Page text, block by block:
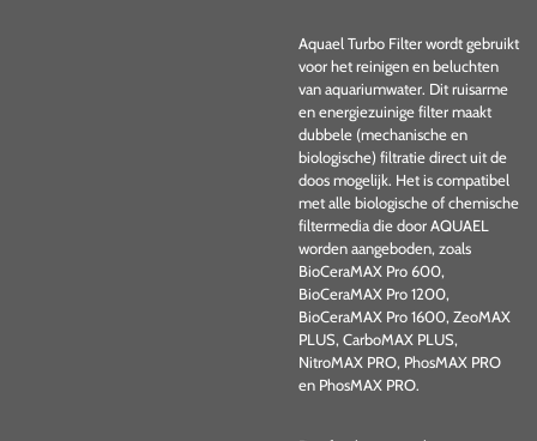
Aquael Turbo Filter wordt gebruikt
voor het reinigen en beluchten
van aquariumwater. Dit ruisarme
en energiezuinige filter maakt
dubbele (mechanische en
biologische) filtratie direct uit de
doos mogelijk. Het is compatibel
met alle biologische of chemische
filtermedia die door AQUAEL
worden aangeboden, zoals
BioCeraMAX Pro 600,
BioCeraMAX Pro 1200,
BioCeraMAX Pro 1600, ZeoMAX
PLUS, CarboMAX PLUS,
NitroMAX PRO, PhosMAX PRO
en PhosMAX PRO.